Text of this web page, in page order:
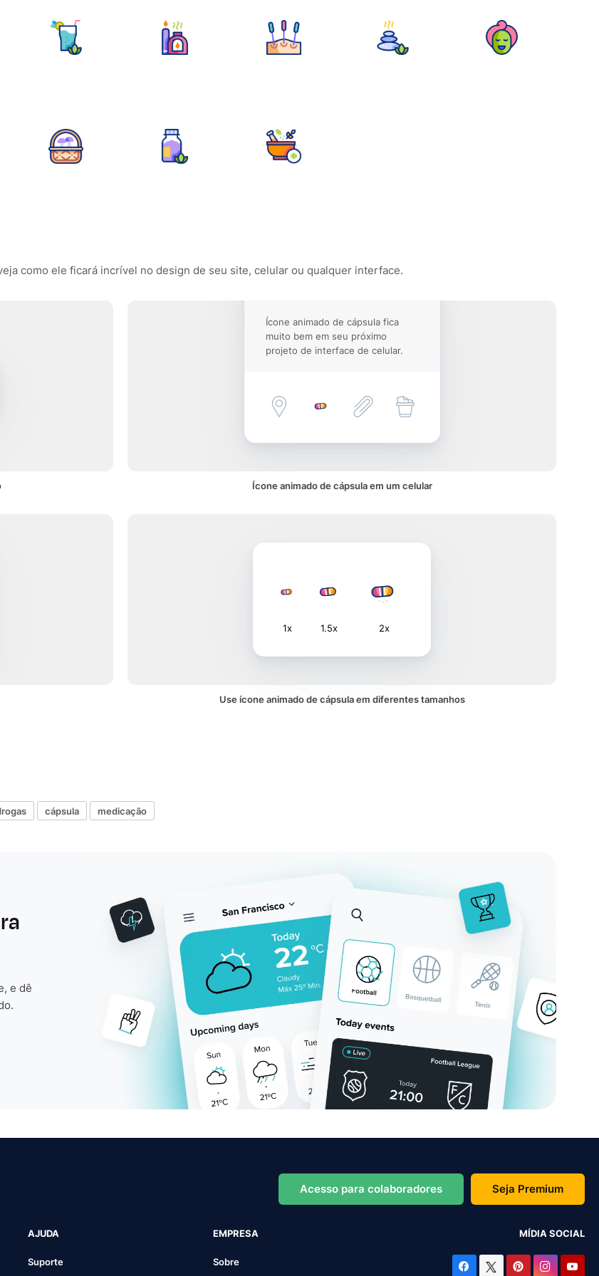
como ele ficará incrível no design de seu site, celular ou qualquer interface.
Ícone animado de cápsula fica
muito bem em seu próximo
projeto de interface de celular.
Ícone animado de cápsula em um celular
1x 1.5x 2x
Use ícone animado de cápsula em diferentes tamanhos
cápsula medicação
e dê
Acesso para colaboradores Seja Premium
AJUDA
Suporte
EMPRESA
Sobre
MÍDIA SOCIAL